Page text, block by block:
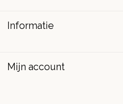
Informatie
Mijn account